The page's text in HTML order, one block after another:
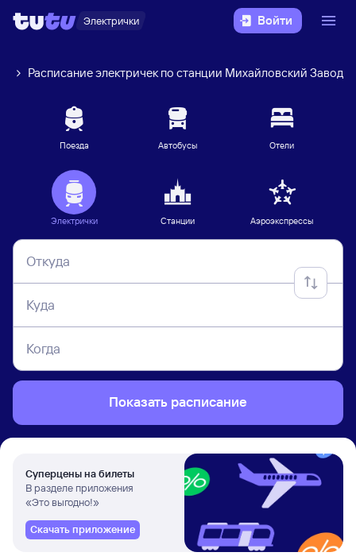
Электрички Войти
Расписание электричек по станции Михайловский Завод
Поезда Автобусы Отели
Электрички Станции Аэроэкспрессы
Откуда
Куда
Когда
Показать расписание
Суперцены на билеты
В разделе приложения
«Это выгодно!»
Скачать приложение